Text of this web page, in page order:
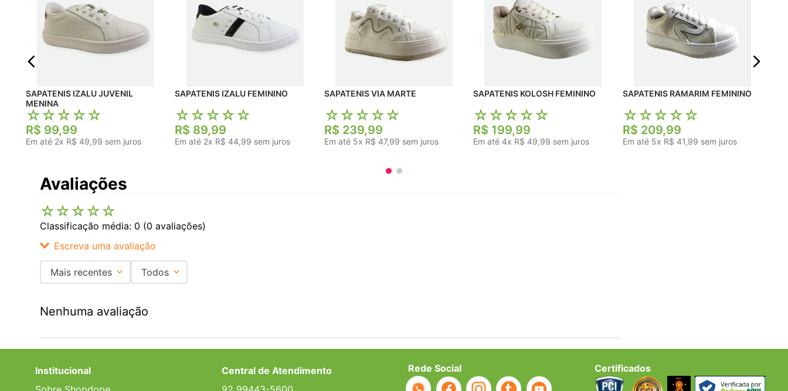
SAPATENIS IZALU JUVENIL
MENINA
☆☆☆☆☆
R$ 99,99
Em até 2x R$ 49,99 sem juros
SAPATENIS IZALU FEMININO
☆☆☆☆☆
R$ 89,99
Em até 2x R$ 44,99 sem juros
SAPATENIS VIA MARTE
☆☆☆☆☆
R$ 239,99
Em até 5x R$ 47,99 sem juros
SAPATENIS KOLOSH FEMININO
☆☆☆☆☆
R$ 199,99
Em até4x R$ 49,99 sem juros
SAPATENIS RAMARIM FEMININO
☆☆☆☆☆
R$ 209,99
Em até 5x R$ 41,99 sem juros
Avaliações
☆☆☆☆☆
Classificação média: 0 (0 avaliações)
Escreva uma avaliação
Título
Avalie o produto de 1 a 5 estrelas
★ ★
Mais recentes Todos
Nenhuma avaliação
Institucional
Central de Atendimento
Rede Social Certificados